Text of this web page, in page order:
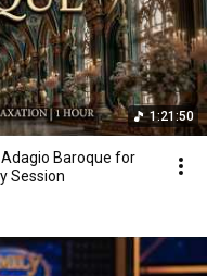
1:21:50
Baroque for
Session